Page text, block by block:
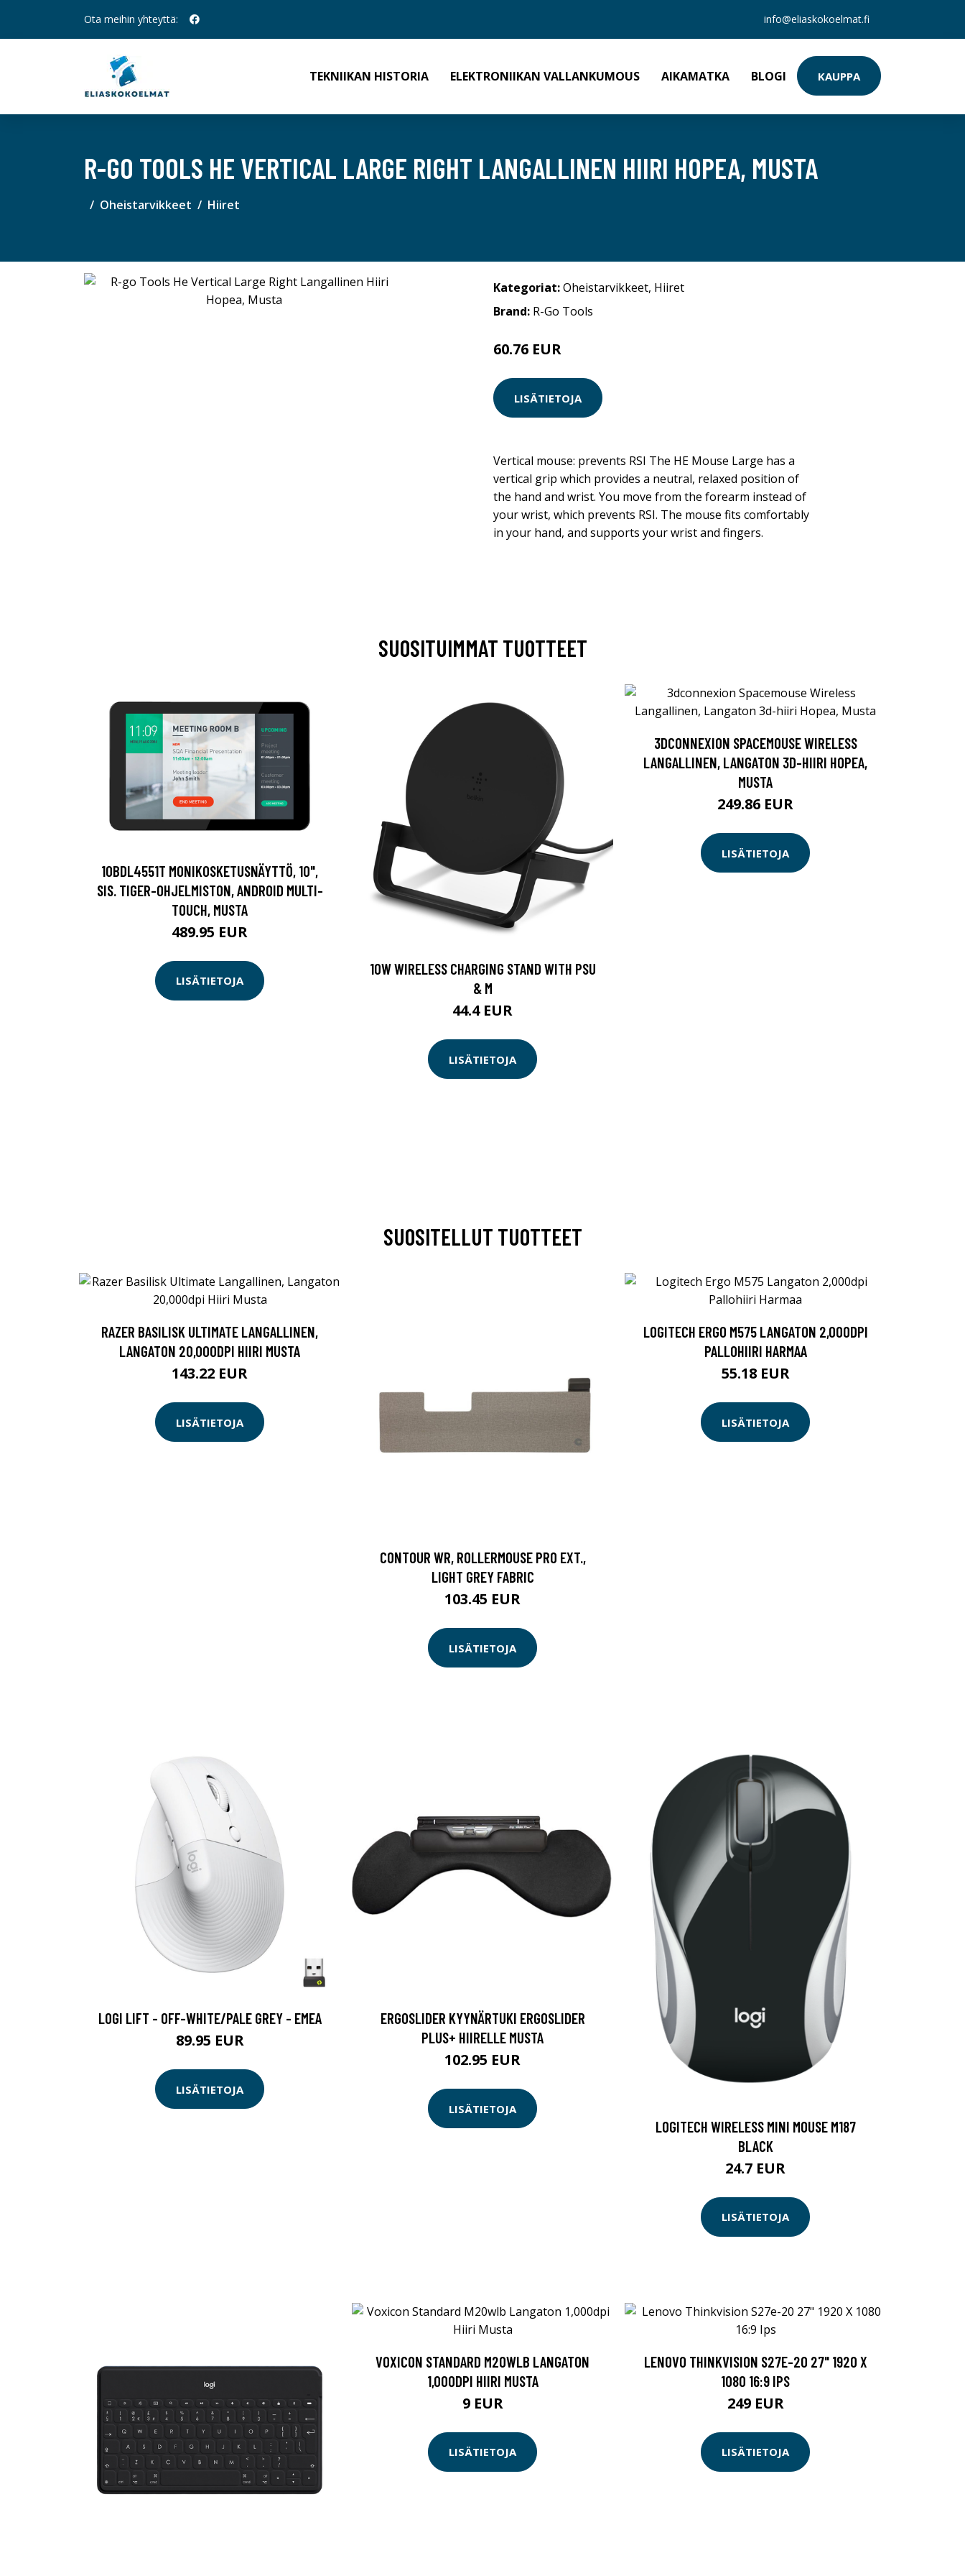
Ota meihin yhteyttä: info@eliaskokoelmat.fi
TEKNIIKAN HISTORIA ELEKTRONIIKAN VALLANKUMOUS AIKAMATKA BLOGI KAUPPA
R-GO TOOLS HE VERTICAL LARGE RIGHT LANGALLINEN HIIRI HOPEA, MUSTA
Oheistarvikkeet Hiiret
Kategoriat:Oheistarvikkeet, Hiiret
Brand: R-Go Tools
60.76 EUR
LISÄTIETOJA
Vertical mouse: prevents RSI The HE Mouse Large has a
vertical grip which provides a neutral, relaxed position of
the hand and wrist. You move from the forearm instead of
your wrist, which prevents RSI. The mouse fits comfortably
in your hand, and supports your wrist and fingers.
SUOSITUIMMAT TUOTTEET
10BDL4551T MONIKOSKETUSNÄYTTÖ, 10",
SIS. TIGER-OHJELMISTON, ANDROID MULTI-
TOUCH, MUSTA
489.95 EUR
LISÄTIETOJA
10W WIRELESS CHARGING STAND WITH PSU
& M
44.4 EUR
LISÄTIETOJA
3DCONNEXION SPACEMOUSE WIRELESS
LANGALLINEN, LANGATON 3D-HIIRI HOPEA,
MUSTA
249.86 EUR
LISÄTIETOJA
SUOSITELLUT TUOTTEET
RAZER BASILISK ULTIMATE LANGALLINEN,
LANGATON 20,000DPI HIIRI MUSTA
143.22 EUR
LISÄTIETOJA
CONTOUR WR, ROLLERMOUSE PRO EXT.,
LIGHT GREY FABRIC
103.45 EUR
LISÄTIETOJA
LOGITECH ERGO M575 LANGATON 2,000DPI
PALLOHIIRI HARMAA
55.18 EUR
LISÄTIETOJA
LOGI LIFT - OFF-WHITE/PALE GREY - EMEA
89.95 EUR
LISÄTIETOJA
ERGOSLIDER KYYNÄRTUKI ERGOSLIDER
PLUS+ HIIRELLE MUSTA
102.95 EUR
LISÄTIETOJA
LOGITECH WIRELESS MINI MOUSE M187
BLACK
24.7 EUR
LISÄTIETOJA
VOXICON STANDARD M20WLB LANGATON
1,000DPI HIIRI MUSTA
9 EUR
LISÄTIETOJA
LENOVO THINKVISION S27E-20 27" 1920 X
1080 16:9 IPS
249 EUR
LISÄTIETOJA